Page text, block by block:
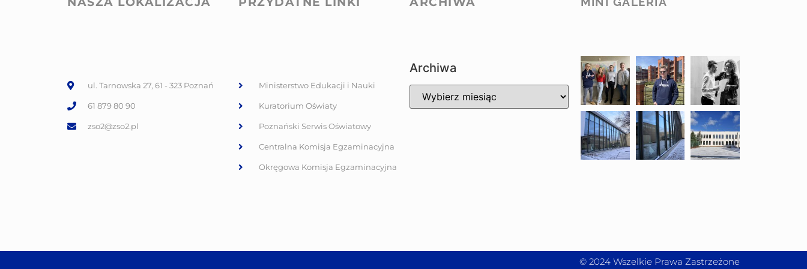
ul. Tarnowska 27, 61 - 323 Poznań
61 879 80 90
zso2@zso2.pl
Ministerstwo Edukacji i Nauki
Kuratorium Oświaty
Poznański Serwis Oświatowy
Centralna Komisja Egzaminacyjna
Okręgowa Komisja Egzaminacyjna
Archiwa
© 2024 Wszelkie Prawa Zastrzeżone